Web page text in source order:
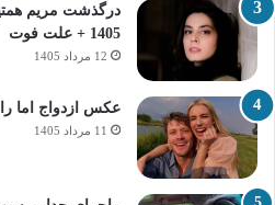
1405 + علت فوت
12 مرداد 1405
عکس ازدواج اما
11 مرداد 1405